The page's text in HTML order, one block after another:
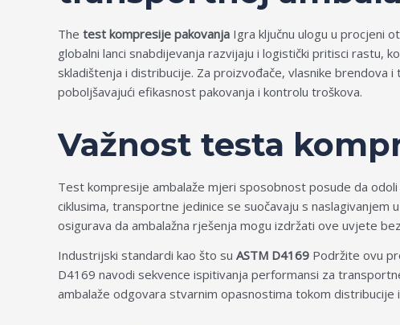
The test kompresije pakovanja Igra ključnu ulogu u procjeni
globalni lanci snabdijevanja razvijaju i logistički pritisci rastu,
skladištenja i distribucije. Za proizvođače, vlasnike
poboljšavajući efikasnost pakovanja i kontrolu troškova.
Važnost testa
Test kompresije ambalaže mjeri sposobnost posude da
ciklusima, transportne jedinice se suočavaju s
osigurava da ambalažna rješenja mogu izdržati ove uvjete
Industrijski standardi kao što su ASTM D4169 Podržite ovu
D4169 navodi sekvence ispitivanja performansi za
ambalaže odgovara stvarnim opasnostima tokom distribucije